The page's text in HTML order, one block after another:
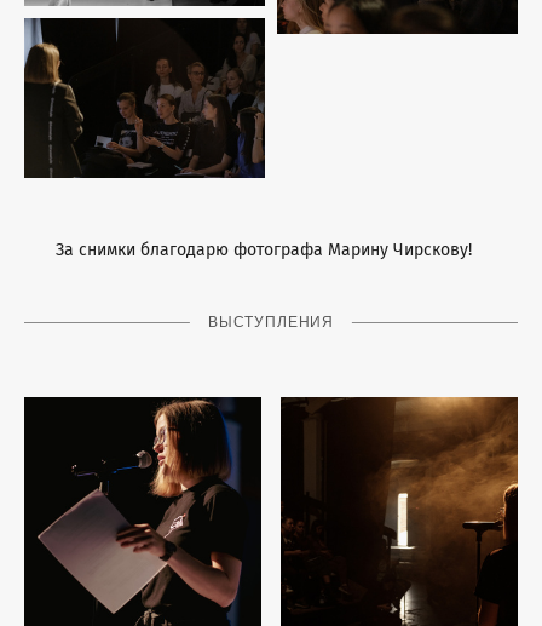
За снимки благодарю фотографа Марину Чирскову!
ВЫСТУПЛЕНИЯ